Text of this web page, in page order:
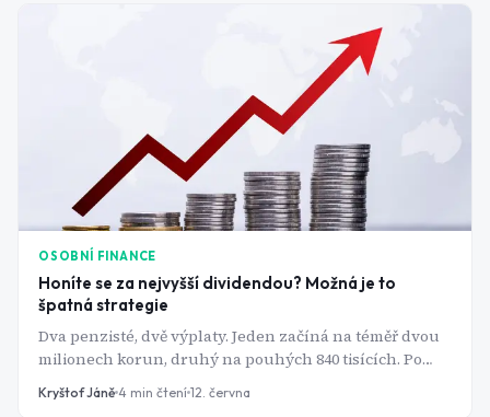
OSOBNÍ FINANCE
Honíte se za nejvyšší dividendou? Možná je to
špatná strategie
Dva penzisté, dvě výplaty. Jeden začíná na téměř dvou
milionech korun, druhý na pouhých 840 tisících. Po
malý. O všem rozhoduje jediné číslo, na které se skoro
Kryštof Jáně 4 min čtení 12. června